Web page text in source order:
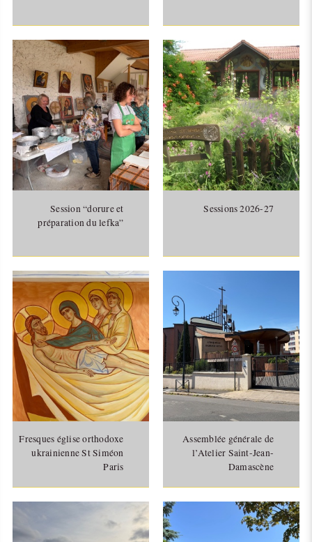
Session “dorure et
préparation du lefka”
Sessions 2026-27
Fresques église orthodoxe
ukrainienne St Siméon
Paris
Assemblée générale de
l’Atelier Saint-Jean-
Damascène